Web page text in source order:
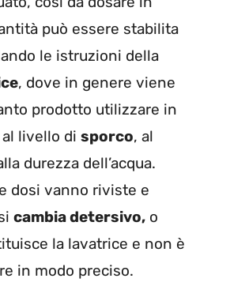
può essere stabilita
le istruzioni della
, dove in genere viene
prodotto utilizzare in
livello di sporco, al
durezza dell’acqua.
dosi vanno riviste e
cambia detersivo, o
la lavatrice e non è
in modo preciso.